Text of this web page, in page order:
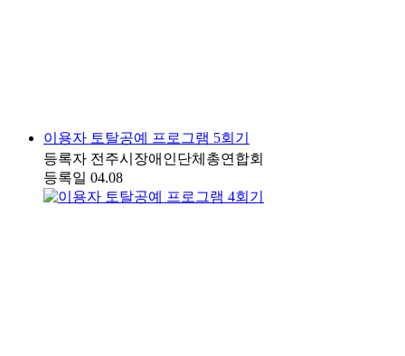
이용자 토탈공예 프로그램 5회기
등록자 전주시장애인단체총연합회
등록일 04.08